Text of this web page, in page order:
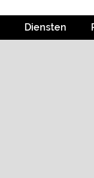
Diensten